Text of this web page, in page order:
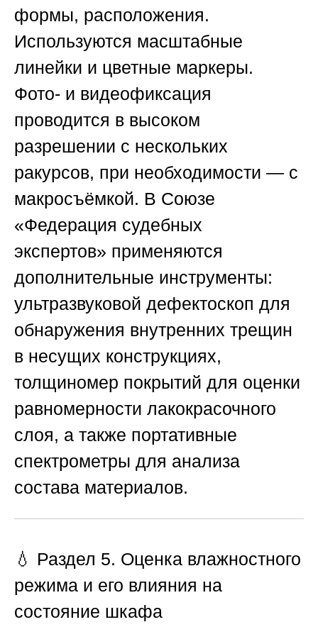
формы, расположения.
Используются масштабные
линейки и цветные маркеры.
Фото- и видеофиксация
проводится в высоком
разрешении с нескольких
ракурсов, при необходимости — с
макросъёмкой. В Союзе
«Федерация судебных
экспертов» применяются
дополнительные инструменты:
ультразвуковой дефектоскоп для
обнаружения внутренних трещин
в несущих конструкциях,
толщиномер покрытий для оценки
равномерности лакокрасочного
слоя, а также портативные
спектрометры для анализа
состава материалов.
💧 Раздел 5. Оценка влажностного
режима и его влияния на
состояние шкафа